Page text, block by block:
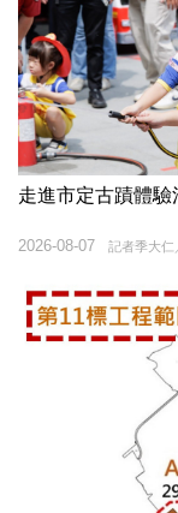
走進市定古蹟體
記者季大仁
2026-08-07